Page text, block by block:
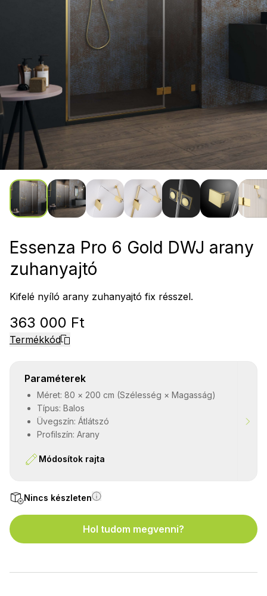
Essenza Pro 6 Gold DWJ arany
zuhanyajtó
Kifelé nyíló arany zuhanyajtó fix résszel.
363 000 Ft
Termékkód
Paraméterek
Méret: 80 × 200 cm (Szélesség × Magasság)
Típus: Balos
Üvegszín: Átlátszó
Profilszín: Arany
Módosítok rajta
Nincs készleten
Hol tudom megvenni?